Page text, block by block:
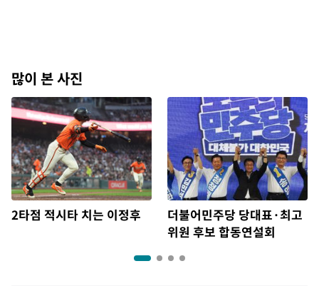
많이 본 사진
2타점 적시타 치는 이정후
더불어민주당 당대표·최고
위원 후보 합동연설회